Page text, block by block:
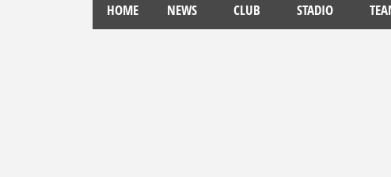
HOME NEWS CLUB STADIO